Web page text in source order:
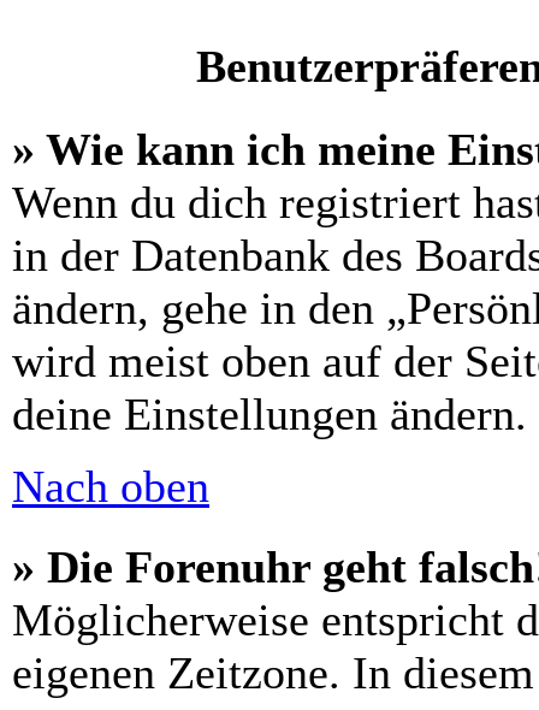
» Wie kann ich meine
Wenn du dich registriert
in der Datenbank des
ändern, gehe in den
wird meist oben auf der
deine Einstellungen ändern.
Nach oben
» Die Forenuhr geht
Möglicherweise entspricht
eigenen Zeitzone. In